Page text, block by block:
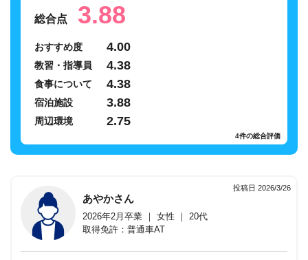
総合点 3.88
4件の総合評価
おすすめ度 4.00
教習・指導員 4.38
食事について 4.38
宿泊施設 3.88
周辺環境 2.75
投稿日 2026/3/26
あやかさん
2026年2月卒業 ｜ 女性 ｜ 20代
取得免許：普通車AT